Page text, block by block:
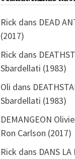
Rick dans DEAD
(2017)
Rick dans
Sbardellati (1983)
Oli dans
Sbardellati (1983)
DEMANGEON
Ron Carlson (2017)
Rick dans DANS